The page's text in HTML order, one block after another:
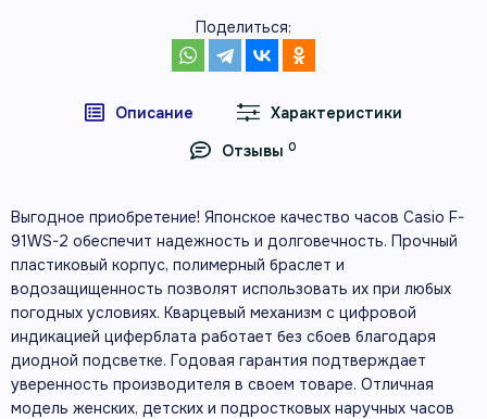
Поделиться:
Описание
Характеристики
Отзывы 0
Выгодное приобретение! Японское качество часов Casio F-
91WS-2 обеспечит надежность и долговечность. Прочный
пластиковый корпус, полимерный браслет и
водозащищенность позволят использовать их при любых
погодных условиях. Кварцевый механизм с цифровой
индикацией циферблата работает без сбоев благодаря
диодной подсветке. Годовая гарантия подтверждает
уверенность производителя в своем товаре. Отличная
модель женских, детских и подростковых наручных часов